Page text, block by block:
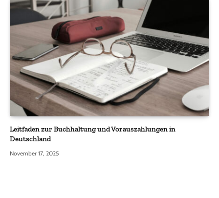
Leitfaden zur Buchhaltung und Vorauszahlungen in
Deutschland
November 17, 2025